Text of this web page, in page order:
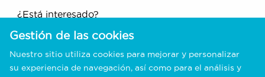
¿Está interesado?
Solicitud de información, demostración,
+335 44 00 01 70
Gestión de las cookies
Nuestro sitio utiliza cookies para mejorar y personalizar
su experiencia de navegación, así como para el análisis y